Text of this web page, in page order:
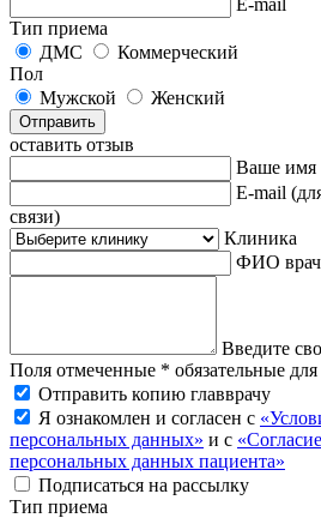
Тип приема
ДМС
Коммерческий
Пол
Мужской
Женский
Отправить
оставить отзыв
Ваше имя
E-mail
связи)
Клиника
ФИО
Введите
Поля отмеченные * обязательные для
Отправить копию главврачу
Я ознакомлен и согласен с
персональных данных» и с
персональных данных пациента»
Подписаться на рассылку
Тип приема